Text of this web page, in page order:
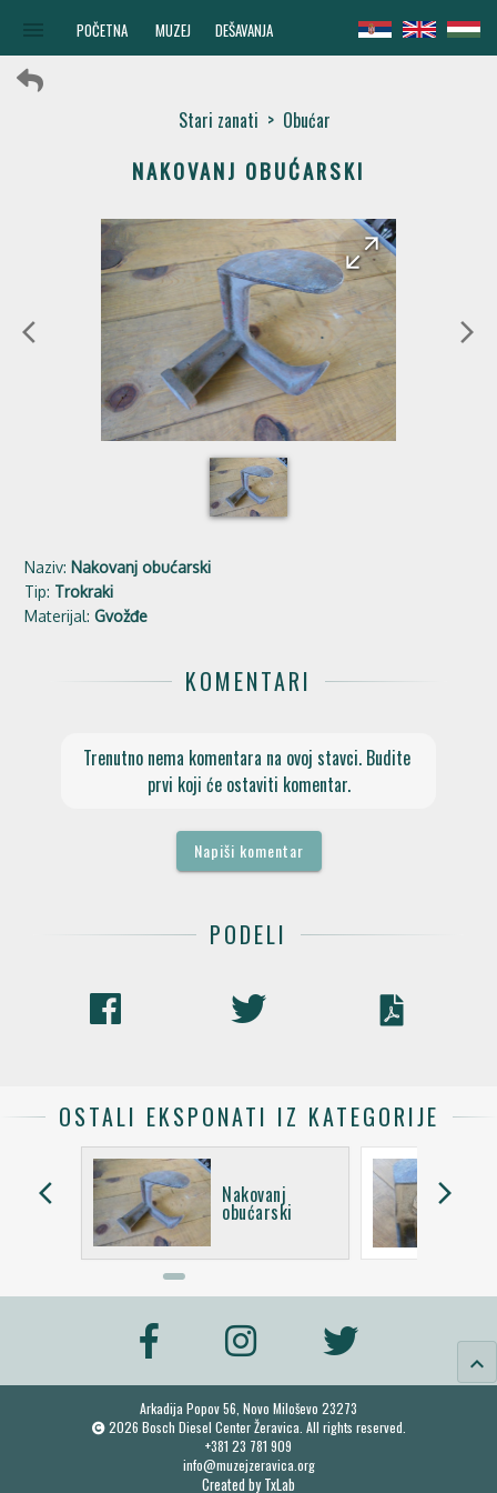
POČETNA MUZEJ DEŠAVANJA
Stari zanati > Obućar
NAKOVANJ OBUĆARSKI
arrow_back_ios
arrow_back
arrow_forward
arrow_forward_ios
Naziv: Nakovanj obućarski
Tip: Trokraki
Materijal:Gvožđe
KOMENTARI
Trenutno nema komentara na ovoj stavci. Budite
prvi koji će ostaviti komentar.
Napiši komentar
PODELI
OSTALI EKSPONATI IZ KATEGORIJE
arrow_back_ios Nakovanj
obućarski
arrow_forward_ios
keyboard_arrow_up
Arkadija Popov 56, Novo Miloševo 23273
2026 Bosch Diesel Center Žeravica. All rights reserved.
+381 23 781 909
info@muzejzeravica.org
Created byTxLab